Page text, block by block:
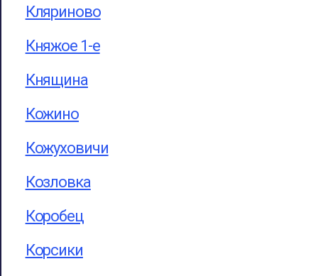
Кляриново
Княжое 1-е
Княщина
Кожино
Кожуховичи
Козловка
Коробец
Корсики